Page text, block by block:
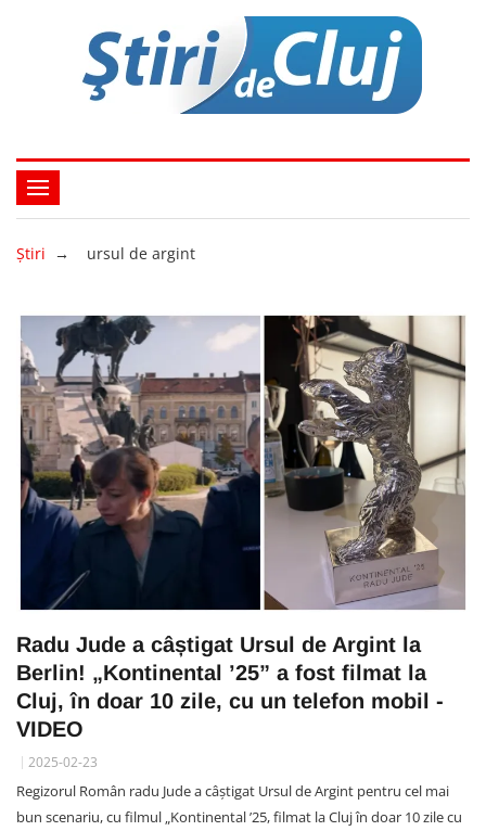
Ştiri → ursul de argint
Radu Jude a câștigat Ursul de Argint la
Berlin! „Kontinental ’25” a fost filmat la
Cluj, în doar 10 zile, cu un telefon mobil -
VIDEO
2025-02-23
Regizorul Român radu Jude a câștigat Ursul de Argint pentru cel mai
bun scenariu, cu filmul „Kontinental ’25, filmat la Cluj în doar 10 zile cu